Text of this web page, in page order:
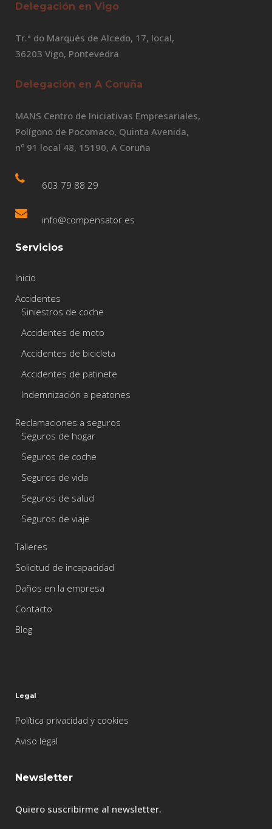
Delegación en Vigo
Tr.ª do Marqués de Alcedo, 17, local,
36203 Vigo, Pontevedra
Delegación en A Coruña
MANS Centro de Iniciativas Empresariales,
Polígono de Pocomaco, Quinta Avenida,
nº 91 local 48, 15190, A Coruña
603 79 88 29
info@compensator.es
Servicios
Inicio
Accidentes
Siniestros de coche
Accidentes de moto
Accidentes de bicicleta
Accidentes de patinete
Indemnización a peatones
Reclamaciones a seguros
Seguros de hogar
Seguros de coche
Seguros de vida
Seguros de salud
Seguros de viaje
Talleres
Solicitud de incapacidad
Daños en la empresa
Contacto
Blog
Legal
Política privacidad y cookies
Aviso legal
Newsletter
Quiero suscribirme al newsletter.